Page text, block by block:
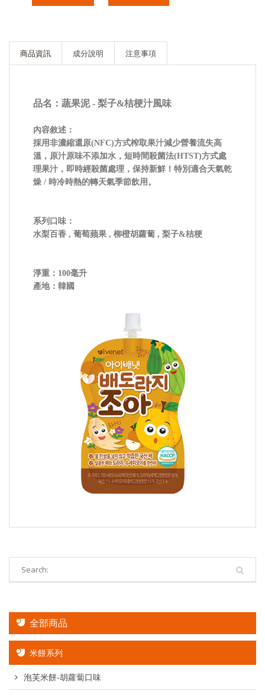
商品資訊 成分說明 注意事項
品名：蔬果泥 - 梨子&桔梗汁風味
內容敘述：
採用非濃縮還原(NFC)方式榨取果汁減少營養流失高
溫，原汁原味不添加水，短時間殺菌法(HTST)方式處
理果汁，即時經殺菌處理，保持新鮮！特別適合天氣乾
燥 / 時冷時熱的轉天氣季節飲用。
系列口味：
水梨百香 , 葡萄蘋果 , 柳橙胡蘿蔔 , 梨子&桔梗
淨重：100毫升
產地：韓國
全部商品
米餅系列
泡芙米餅-胡蘿蔔口味